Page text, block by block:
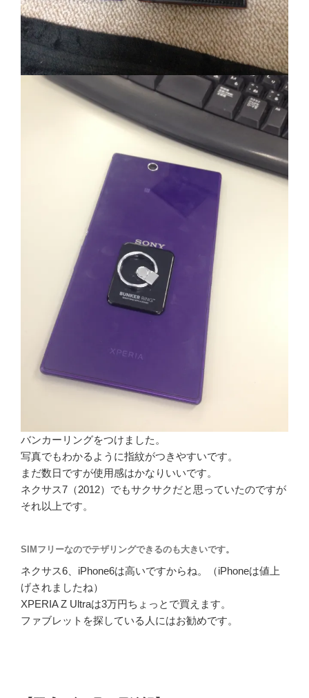
バンカーリングをつけました。
写真でもわかるように指紋がつきやすいです。
まだ数日ですが使用感はかなりいいです。
ネクサス7（2012）でもサクサクだと思っていたのですが
それ以上です。
SIMフリーなのでテザリングできるのも大きいです。
ネクサス6、iPhone6は高いですからね。（iPhoneは値上
げされましたね）
XPERIA Z Ultraは3万円ちょっとで買えます。
ファブレットを探している人にはお勧めです。